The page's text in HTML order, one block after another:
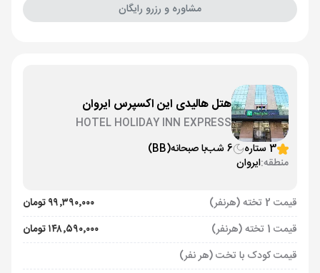
مشاوره و رزرو رایگان
هتل هالیدی این اکسپرس ایروان
HOTEL HOLIDAY INN EXPRESS
3 ستاره
6 شب با صبحانه(BB)
منطقه:ایروان
قیمت 2 تخته (هرنفر)
۹۹٬۳۹۰٬۰۰۰ تومان
قیمت 1 تخته (هرنفر)
۱۴۸٬۵۹۰٬۰۰۰ تومان
قیمت کودک با تخت (هر نفر)